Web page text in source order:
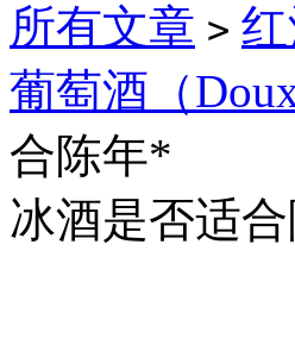
所有文章 >
葡萄酒（Doux
合陈年*
冰酒是否适